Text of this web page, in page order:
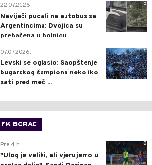
0
22.07.2026.
Navijači pucali na autobus sa
Argentincima: Dvojica su
prebačena u bolnicu
1
07.07.2026.
Levski se oglasio: Saopštenje
bugarskog šampiona nekoliko
sati pred meč ...
FK BORAC
0
Pre 4 h
"Ulog je veliki, ali vjerujemo u